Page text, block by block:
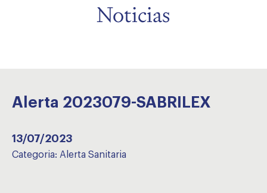
Noticias
Alerta 2023079-SABRILEX
13/07/2023
Categoria: Alerta Sanitaria